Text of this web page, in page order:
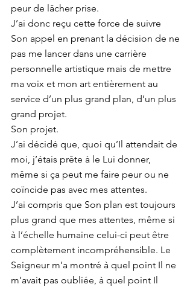
peur de lâcher prise.
J’ai donc reçu cette force de suivre
Son appel en prenant la décision de ne
pas me lancer dans une carrière
personnelle artistique mais de mettre
ma voix et mon art entièrement au
service d’un plus grand plan, d’un plus
grand projet.
Son projet.
J’ai décidé que, quoi qu’Il attendait de
moi, j’étais prête à le Lui donner,
même si ça peut me faire peur ou ne
coïncide pas avec mes attentes.
J’ai compris que Son plan est toujours
plus grand que mes attentes, même si
à l’échelle humaine celui-ci peut être
complètement incompréhensible. Le
Seigneur m’a montré à quel point Il ne
m’avait pas oubliée, à quel point Il